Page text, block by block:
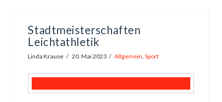
Stadtmeisterschaften
Leichtathletik
Linda Krause 20. Mai 2023 Allgemein Sport